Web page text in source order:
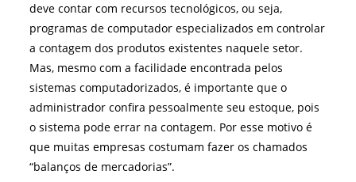
deve contar com recursos tecnológicos, ou seja,
programas de computador especializados em controlar
a contagem dos produtos existentes naquele setor.
Mas, mesmo com a facilidade encontrada pelos
sistemas computadorizados, é importante que o
administrador confira pessoalmente seu estoque, pois
o sistema pode errar na contagem. Por esse motivo é
que muitas empresas costumam fazer os chamados
“balanços de mercadorias”.